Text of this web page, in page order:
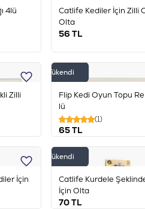
4lü
Catlife Kediler İçin Zilli
Olta
56 TL
Zilli
Tükendi
Flip Kedi Oyun Topu
lü
(1)
65TL
İçin
Tükendi
Catlife Kurdele
İçin Olta
70TL